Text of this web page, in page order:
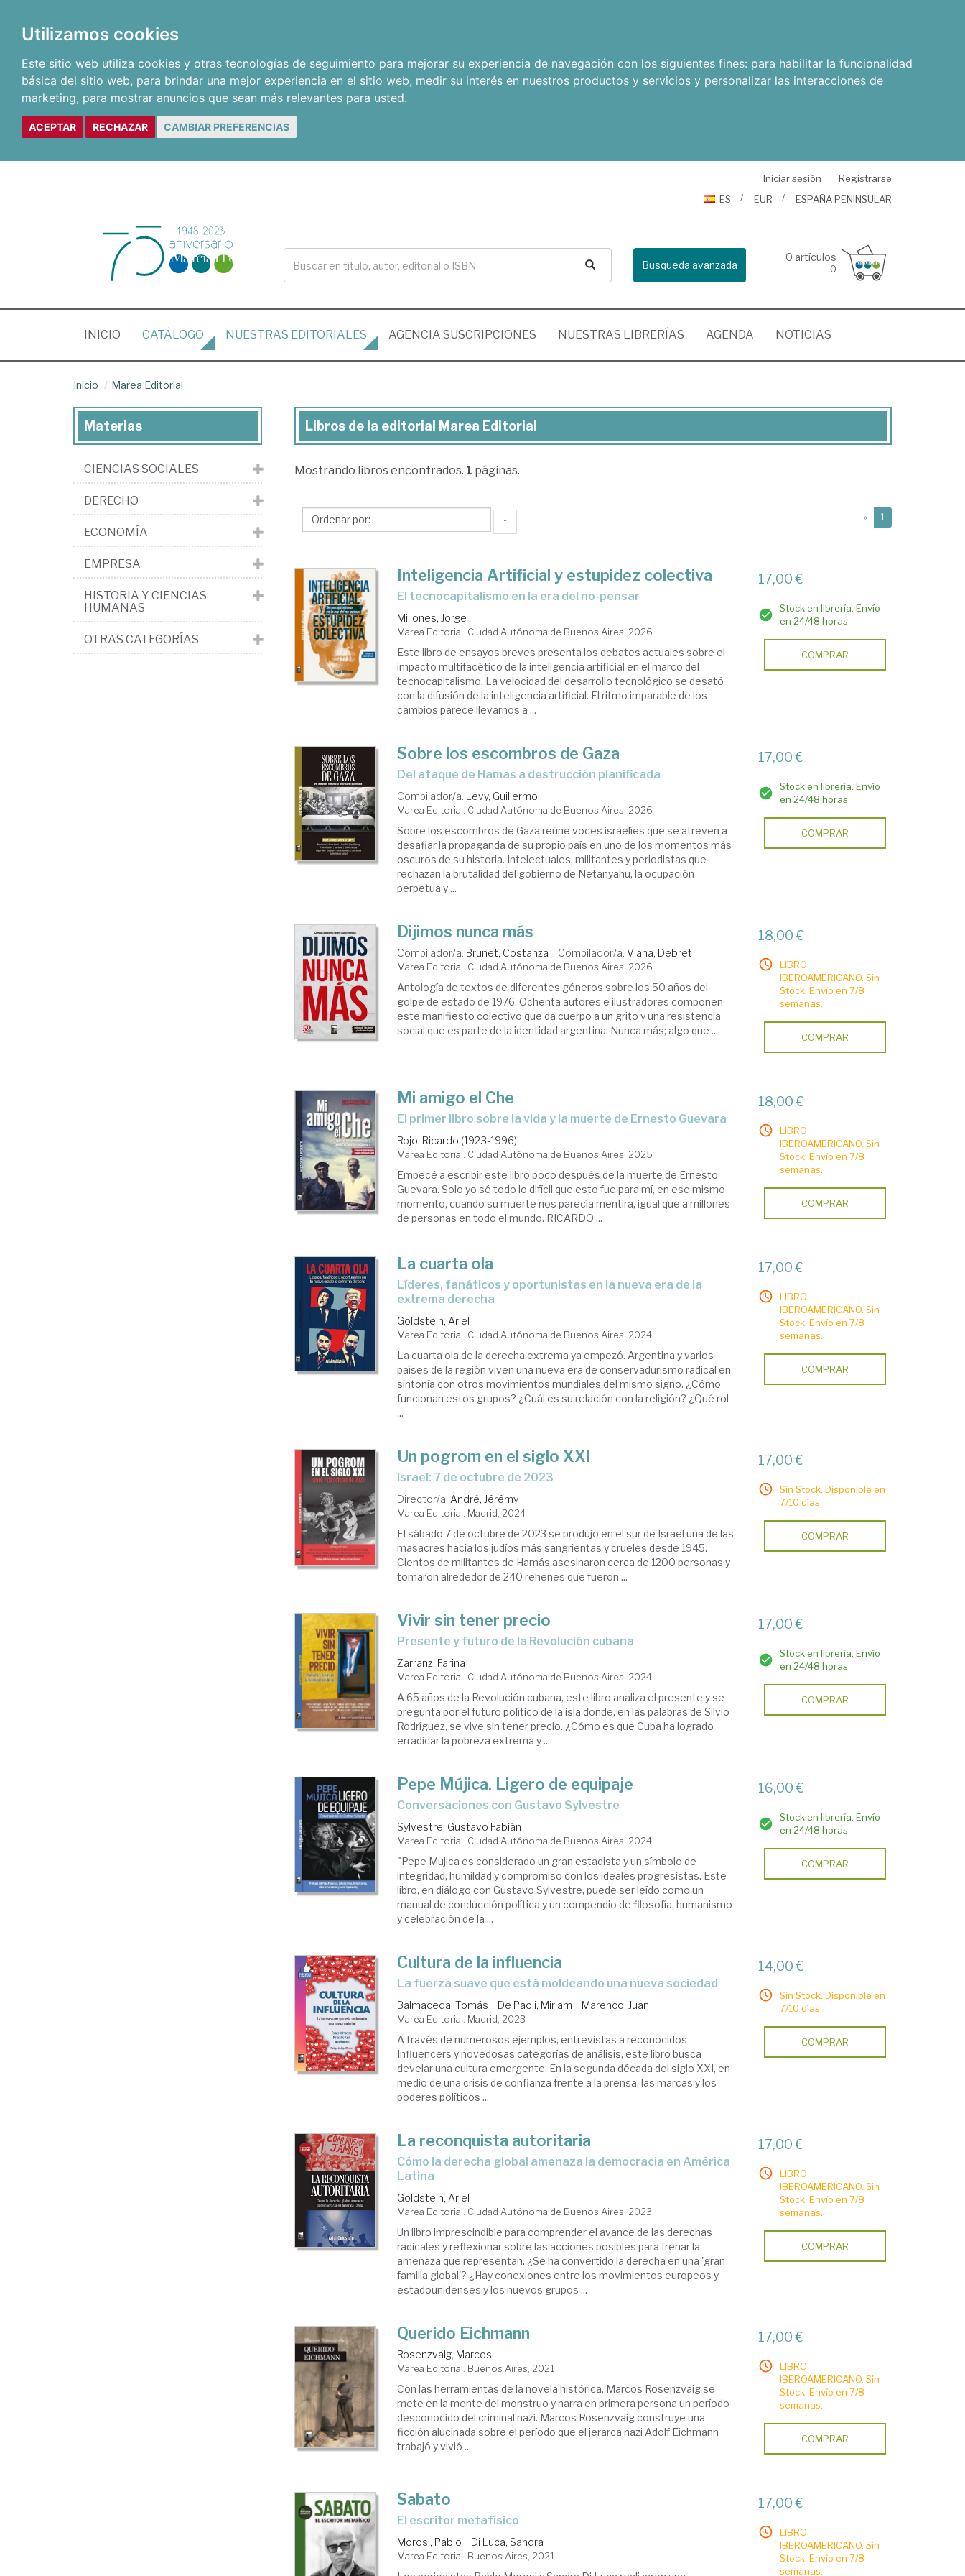
Utilizamos cookies
Este sitio web utiliza cookies y otras tecnologías de seguimiento para mejorar su experiencia de navegación con los siguientes fines: para habilitar la funcionalidad
básica del sitio web, para brindar una mejor experiencia en el sitio web, medir su interés en nuestros productos y servicios y personalizar las interacciones de
marketing, para mostrar anuncios que sean más relevantes para usted.
ACEPTAR RECHAZAR CAMBIAR PREFERENCIAS
Iniciar sesión
Registrarse
ES
EUR ESPAÑA PENINSULAR
Busqueda avanzada
0 artículos
0
INICIO (CURRENT)
CATÁLOGO NUESTRAS EDITORIALES AGENCIA SUSCRIPCIONES NUESTRAS LIBRERÍAS AGENDA NOTICIAS
Inicio Marea Editorial
Libros
la
Marea
Libros de la editorial Marea Editorial
Mostrando libros encontrados. 1 páginas.
↑ « 1
Inteligencia Artificial y estupidez colectiva
El tecnocapitalismo en la era del no-pensar
Millones, Jorge
Marea Editorial. Ciudad Autónoma de Buenos Aires, 2026
Este libro de ensayos breves presenta los debates actuales sobre el
impacto multifacético de la inteligencia artificial en el marco del
tecnocapitalismo. La velocidad del desarrollo tecnológico se desató
con la difusión de la inteligencia artificial. El ritmo imparable de los
cambios parece llevarnos a ...
17,00 €
Stock en librería. Envío
en 24/48 horas
COMPRAR
Sobre los escombros de Gaza
Del ataque de Hamas a destrucción planificada
Compilador/a. Levy, Guillermo
Marea Editorial. Ciudad Autónoma de Buenos Aires, 2026
Sobre los escombros de Gaza reúne voces israelíes que se atreven a
desafiar la propaganda de su propio país en uno de los momentos más
oscuros de su historia. Intelectuales, militantes y periodistas que
rechazan la brutalidad del gobierno de Netanyahu, la ocupación
perpetua y ...
17,00 €
Stock en librería. Envío
en 24/48 horas
COMPRAR
Dijimos nunca más
Compilador/a. Brunet, Costanza Compilador/a.Viana, Debret
Marea Editorial. Ciudad Autónoma de Buenos Aires, 2026
Antología de textos de diferentes géneros sobre los 50 años del
golpe de estado de 1976. Ochenta autores e ilustradores componen
este manifiesto colectivo que da cuerpo a un grito y una resistencia
social que es parte de la identidad argentina: Nunca más; algo que ...
18,00 €
LIBRO
IBEROAMERICANO. Sin
Stock. Envío en 7/8
semanas.
COMPRAR
Mi amigo el Che
el primer libro sobre la vida y la muerte de Ernesto Guevara
Rojo, Ricardo (1923-1996)
Marea Editorial. Ciudad Autónoma de Buenos Aires, 2025
Empecé a escribir este libro poco después de la muerte de Ernesto
Guevara. Solo yo sé todo lo difícil que esto fue para mí, en ese mismo
momento, cuando su muerte nos parecía mentira, igual que a millones
de personas en todo el mundo. RICARDO ...
18,00 €
LIBRO
IBEROAMERICANO. Sin
Stock. Envío en 7/8
semanas.
COMPRAR
La cuarta ola
líderes, fanáticos y oportunistas en la nueva era de la
extrema derecha
Goldstein, Ariel
Marea Editorial. Ciudad Autónoma de Buenos Aires, 2024
La cuarta ola de la derecha extrema ya empezó. Argentina y varios
países de la región viven una nueva era de conservadurismo radical en
sintonía con otros movimientos mundiales del mismo signo. ¿Cómo
funcionan estos grupos? ¿Cuál es su relación con la religión? ¿Qué rol
...
17,00 €
LIBRO
IBEROAMERICANO. Sin
Stock. Envío en 7/8
semanas.
COMPRAR
Un pogrom en el siglo XXI
Israel: 7 de octubre de 2023
Director/a. André, Jérémy
Marea Editorial. Madrid, 2024
El sábado 7 de octubre de 2023 se produjo en el sur de Israel una de las
masacres hacia los judíos más sangrientas y crueles desde 1945.
Cientos de militantes de Hamás asesinaron cerca de 1200 personas y
tomaron alrededor de 240 rehenes que fueron ...
17,00 €
Sin Stock. Disponible en
7/10 días.
COMPRAR
Vivir sin tener precio
Presente y futuro de la Revolución cubana
Zarranz, Farina
Marea Editorial. Ciudad Autónoma de Buenos Aires, 2024
A 65 años de la Revolución cubana, este libro analiza el presente y se
pregunta por el futuro político de la isla donde, en las palabras de Silvio
Rodríguez, se vive sin tener precio. ¿Cómo es que Cuba ha logrado
erradicar la pobreza extrema y ...
17,00 €
Stock en librería. Envío
en 24/48 horas
COMPRAR
Pepe Mújica. Ligero de equipaje
Conversaciones con Gustavo Sylvestre
Sylvestre, Gustavo Fabián
Marea Editorial. Ciudad Autónoma de Buenos Aires, 2024
"Pepe Mujica es considerado un gran estadista y un símbolo de
integridad, humildad y compromiso con los ideales progresistas. Este
libro, en diálogo con Gustavo Sylvestre, puede ser leído como un
manual de conducción política y un compendio de filosofía, humanismo
y celebración de la ...
16,00 €
Stock en librería. Envío
en 24/48 horas
COMPRAR
Cultura de la influencia
la fuerza suave que está moldeando una nueva sociedad
Balmaceda, Tomás De Paoli, Miriam Marenco, Juan
Marea Editorial. Madrid, 2023
A través de numerosos ejemplos, entrevistas a reconocidos
Influencers y novedosas categorías de análisis, este libro busca
develar una cultura emergente. En la segunda década del siglo XXI, en
medio de una crisis de confianza frente a la prensa, las marcas y los
poderes políticos ...
14,00 €
Sin Stock. Disponible en
7/10 días.
COMPRAR
La reconquista autoritaria
Cómo la derecha global amenaza la democracia en América
Latina
Goldstein, Ariel
Marea Editorial. Ciudad Autónoma de Buenos Aires, 2023
Un libro imprescindible para comprender el avance de las derechas
radicales y reflexionar sobre las acciones posibles para frenar la
amenaza que representan. ¿Se ha convertido la derecha en una 'gran
familia global'? ¿Hay conexiones entre los movimientos europeos y
estadounidenses y los nuevos grupos ...
17,00 €
LIBRO
IBEROAMERICANO. Sin
Stock. Envío en 7/8
semanas.
COMPRAR
Querido Eichmann
Rosenzvaig, Marcos
Marea Editorial. Buenos Aires, 2021
Con las herramientas de la novela histórica, Marcos Rosenzvaig se
mete en la mente del monstruo y narra en primera persona un período
desconocido del criminal nazi. Marcos Rosenzvaig construye una
ficción alucinada sobre el período que el jerarca nazi Adolf Eichmann
trabajó y vivió ...
17,00 €
LIBRO
IBEROAMERICANO. Sin
Stock. Envío en 7/8
semanas.
COMPRAR
Sabato
el escritor metafísico
Morosi, Pablo Di Luca, Sandra
Marea Editorial. Buenos Aires, 2021
17,00 €
LIBRO
IBEROAMERICANO. Sin
Stock. Envío en 7/8
semanas.
Materias
CIENCIAS SOCIALES
DERECHO
ECONOMÍA
EMPRESA
HISTORIA Y CIENCIAS
HUMANAS
OTRAS CATEGORÍAS